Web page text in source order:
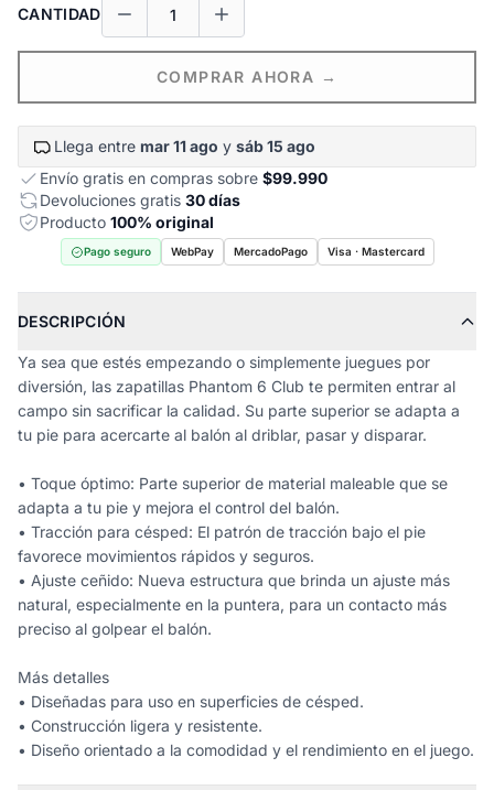
CANTIDAD
COMPRAR AHORA →
Llega entre mar 11 ago y sáb 15 ago
Envío gratis en compras sobre $99.990
Devoluciones gratis 30 días
Producto 100% original
Pago seguro WebPay MercadoPago Visa · Mastercard
DESCRIPCIÓN
Ya sea que estés empezando o simplemente juegues por
diversión, las zapatillas Phantom 6 Club te permiten entrar al
campo sin sacrificar la calidad. Su parte superior se adapta a
tu pie para acercarte al balón al driblar, pasar y disparar.
• Toque óptimo: Parte superior de material maleable que se
adapta a tu pie y mejora el control del balón.
• Tracción para césped: El patrón de tracción bajo el pie
favorece movimientos rápidos y seguros.
• Ajuste ceñido: Nueva estructura que brinda un ajuste más
natural, especialmente en la puntera, para un contacto más
preciso al golpear el balón.
Más detalles
• Diseñadas para uso en superficies de césped.
• Construcción ligera y resistente.
• Diseño orientado a la comodidad y el rendimiento en el juego.